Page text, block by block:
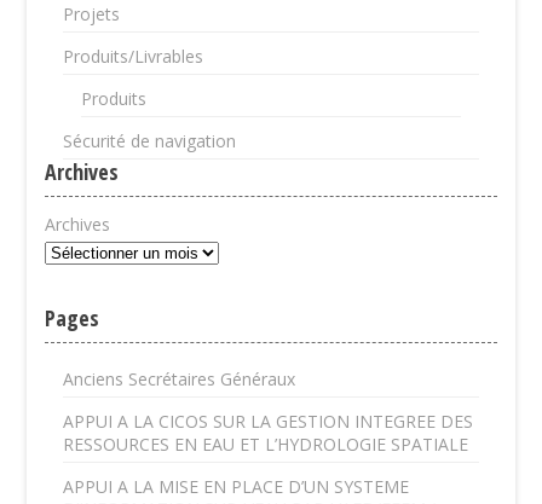
Projets
Produits/Livrables
Produits
Sécurité de navigation
Archives
Archives
Pages
Anciens Secrétaires Généraux
APPUI A LA CICOS SUR LA GESTION INTEGREE DES
RESSOURCES EN EAU ET L’HYDROLOGIE SPATIALE
APPUI A LA MISE EN PLACE D’UN SYSTEME